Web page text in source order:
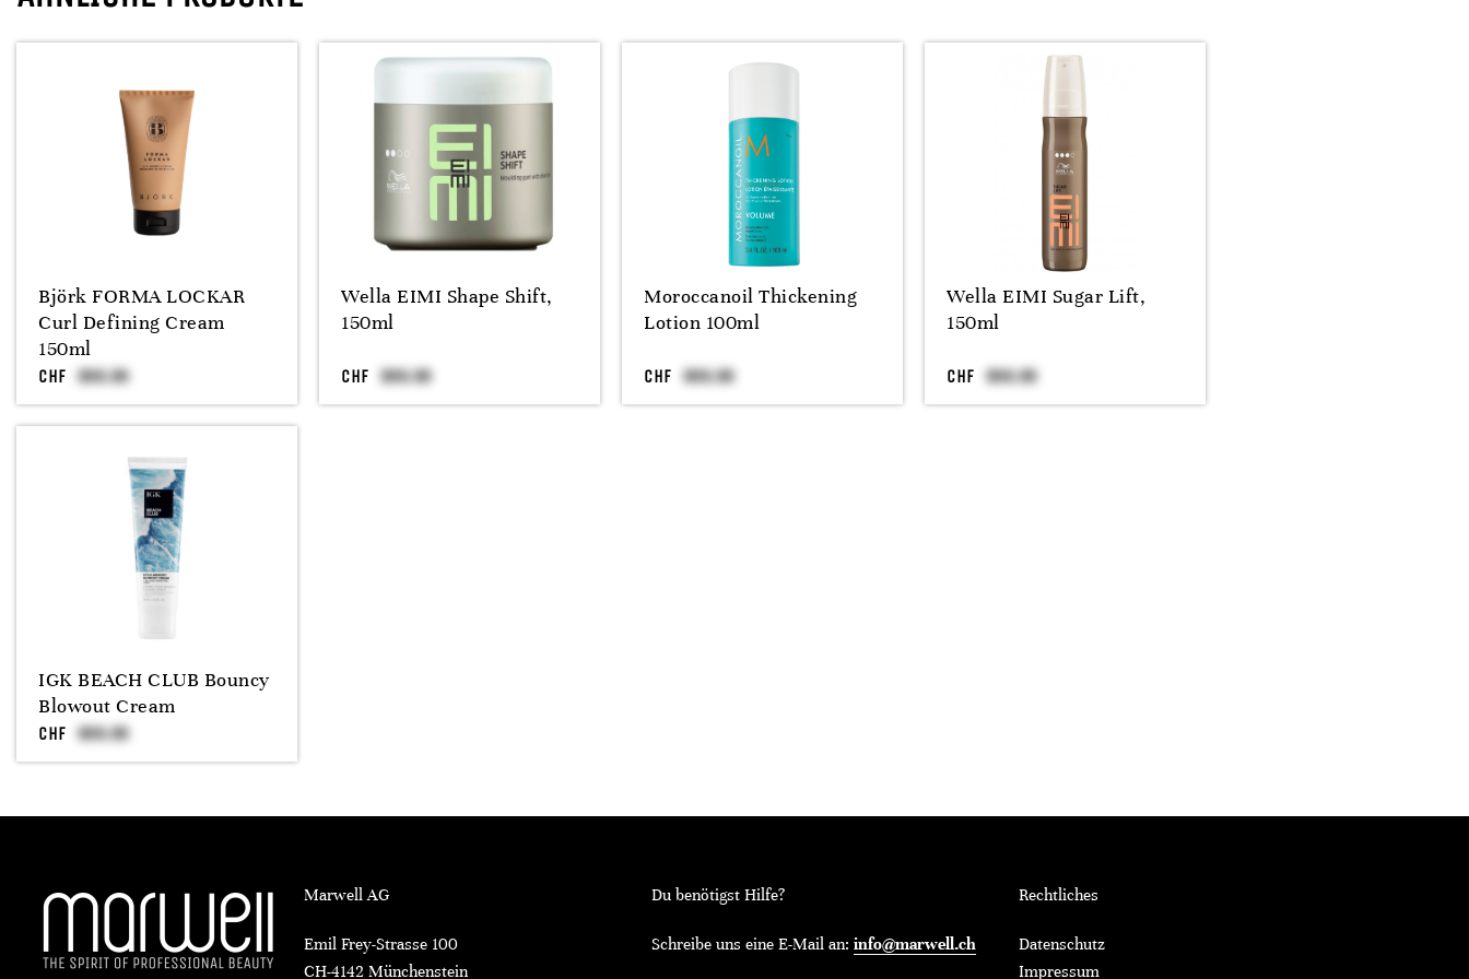
Björk FORMA LOCKAR
Curl Defining Cream
150ml
CHF
Wella EIMI Shape Shift,
150ml
CHF
Moroccanoil Thickening
Lotion 100ml
CHF
Wella EIMI Sugar Lift,
150ml
CHF
IGK BEACH CLUB Bouncy
Blowout Cream
CHF
Marwell AG
Emil Frey-Strasse 100
CH-4142 Münchenstein
Du benötigst Hilfe?
Schreibe uns eine E-Mail an: info@marwell.ch
Rechtliches
Datenschutz
Impressum